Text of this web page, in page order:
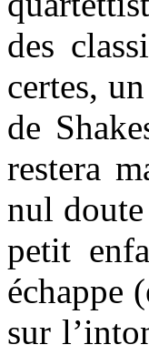
des
certes,
de
restera
nul
petit
échappe
sur